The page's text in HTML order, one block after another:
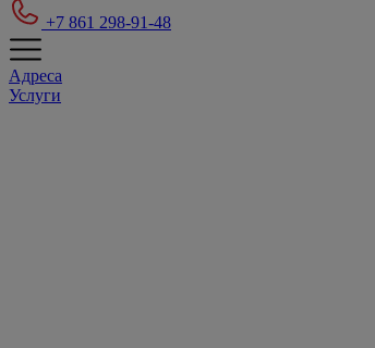
+7 861 298-91-48
Адреса
Услуги